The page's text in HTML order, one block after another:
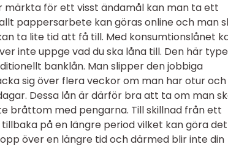
märkta för ett visst ändamål kan man ta ett
pappersarbete kan göras online och man
ta lite tid att få till. Med konsumtionslånet
inte uppge vad du ska låna till. Den här
banklån. Man slipper den jobbiga
sig över flera veckor om man har otur
Dessa lån är därför bra att ta om man
bråttom med pengarna. Till skillnad från ett
på en längre period vilket kan göra det
över en längre tid och därmed blir inte din